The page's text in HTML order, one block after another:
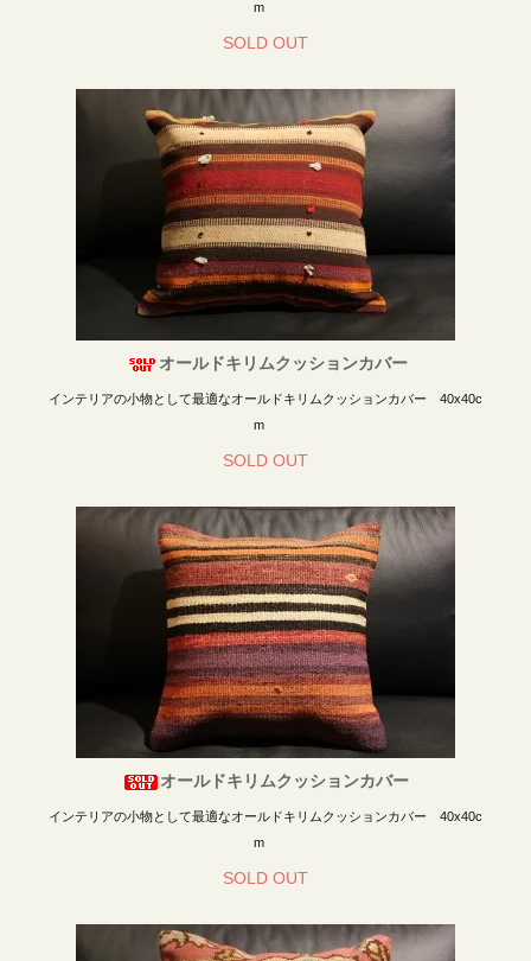
m
SOLD OUT
オールドキリムクッションカバー
インテリアの小物として最適なオールドキリムクッションカバー 40x40c
m
SOLD OUT
オールドキリムクッションカバー
インテリアの小物として最適なオールドキリムクッションカバー 40x40c
m
SOLD OUT